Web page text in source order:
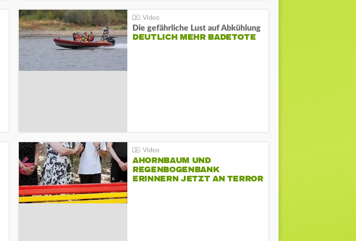
Die gefährliche Lust auf Abkühlung
DEUTLICH MEHR BADETOTE
AHORNBAUM UND
REGENBOGENBANK
ERINNERN JETZT AN TERROR